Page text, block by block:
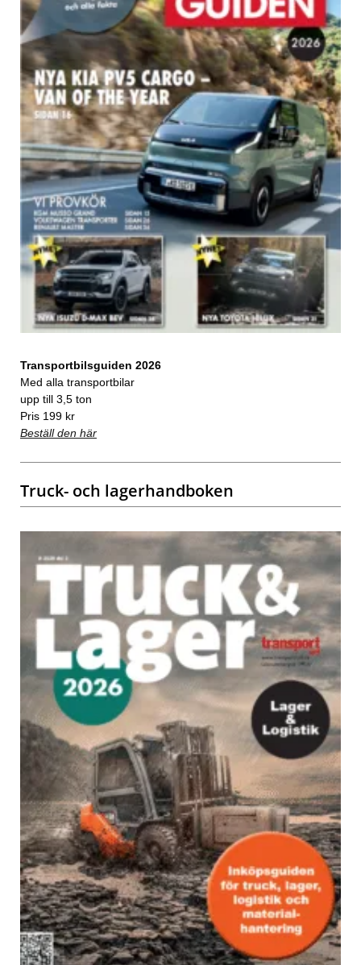
Transportbilsguiden 2026
Med alla transportbilar
upp till 3,5 ton
Pris 199 kr
Beställ den här
Truck- och lagerhandboken